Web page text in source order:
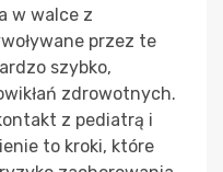
w walce z
przez te
szybko,
zdrowotnych.
z pediatrą i
to kroki, które